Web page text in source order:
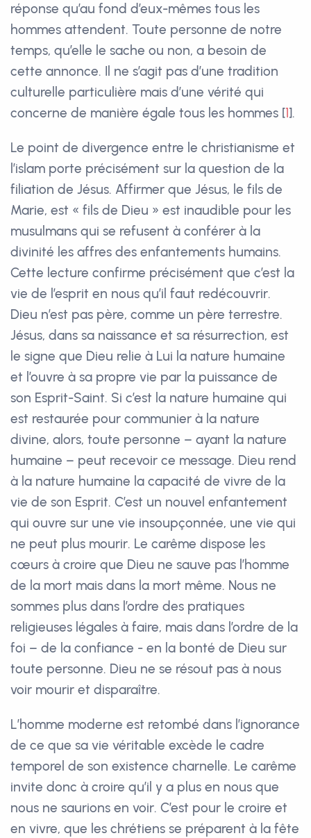
réponse qu’au fond d’eux-mêmes tous les
hommes attendent. Toute personne de notre
temps, qu’elle le sache ou non, a besoin de
cette annonce. Il ne s’agit pas d’une tradition
culturelle particulière mais d’une vérité qui
concerne de manière égale tous les hommes [1].
Le point de divergence entre le christianisme et
l’islam porte précisément sur la question de la
filiation de Jésus. Affirmer que Jésus, le fils de
Marie, est « fils de Dieu » est inaudible pour les
musulmans qui se refusent à conférer à la
divinité les affres des enfantements humains.
Cette lecture confirme précisément que c’est la
vie de l’esprit en nous qu’il faut redécouvrir.
Dieu n’est pas père, comme un père terrestre.
Jésus, dans sa naissance et sa résurrection, est
le signe que Dieu relie à Lui la nature humaine
et l’ouvre à sa propre vie par la puissance de
son Esprit-Saint. Si c’est la nature humaine qui
est restaurée pour communier à la nature
divine, alors, toute personne – ayant la nature
humaine – peut recevoir ce message. Dieu rend
à la nature humaine la capacité de vivre de la
vie de son Esprit. C’est un nouvel enfantement
qui ouvre sur une vie insoupçonnée, une vie qui
ne peut plus mourir. Le carême dispose les
cœurs à croire que Dieu ne sauve pas l’homme
de la mort mais dans la mort même. Nous ne
sommes plus dans l’ordre des pratiques
religieuses légales à faire, mais dans l’ordre de la
foi – de la confiance - en la bonté de Dieu sur
toute personne. Dieu ne se résout pas à nous
voir mourir et disparaître.
L’homme moderne est retombé dans l’ignorance
de ce que sa vie véritable excède le cadre
temporel de son existence charnelle. Le carême
invite donc à croire qu’il y a plus en nous que
nous ne saurions en voir. C’est pour le croire et
en vivre, que les chrétiens se préparent à la fête